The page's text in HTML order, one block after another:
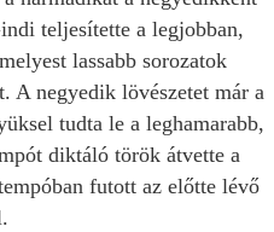
teljesítette a legjobban,
lassabb sorozatok
A negyedik lövészetet már a
tudta le a leghamarabb,
diktáló török átvette a
futott az előtte lévő